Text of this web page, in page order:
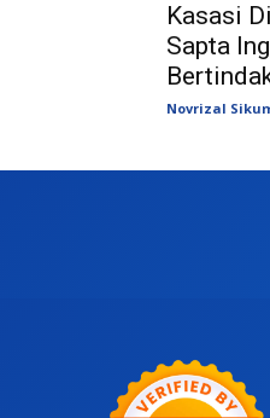
Kasasi
Sapta
Novrizal